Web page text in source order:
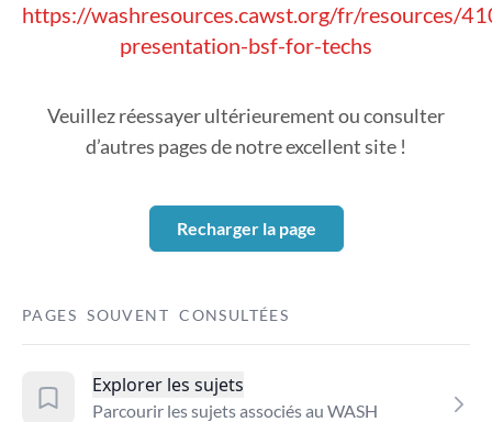
https://washresources.cawst.org/fr/resources/
presentation-bsf-for-techs
Veuillez réessayer ultérieurement ou consulter
d’autres pages de notre excellent site !
Recharger la page
PAGES SOUVENT CONSULTÉES
Explorer les sujets
Parcourir les sujets associés au WASH